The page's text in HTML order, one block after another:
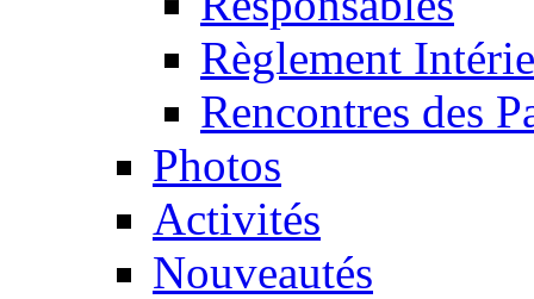
Règlement
Rencontres des
Photos
Activités
Nouveautés